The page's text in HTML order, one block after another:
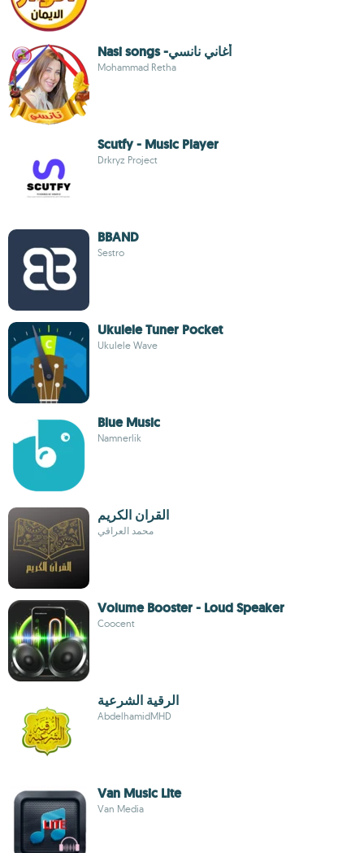
Nasi songs -أغاني نانسي
Mohammad Retha
Scutfy - Music Player
Drkryz Project
BBAND
Sestro
Ukulele Tuner Pocket
Ukulele Wave
Blue Music
Namnerlik
القران الكريم
محمد العراقي
Volume Booster - Loud Speaker
Coocent
الرقية الشرعية
AbdelhamidMHD
Van Music Lite
Van Media